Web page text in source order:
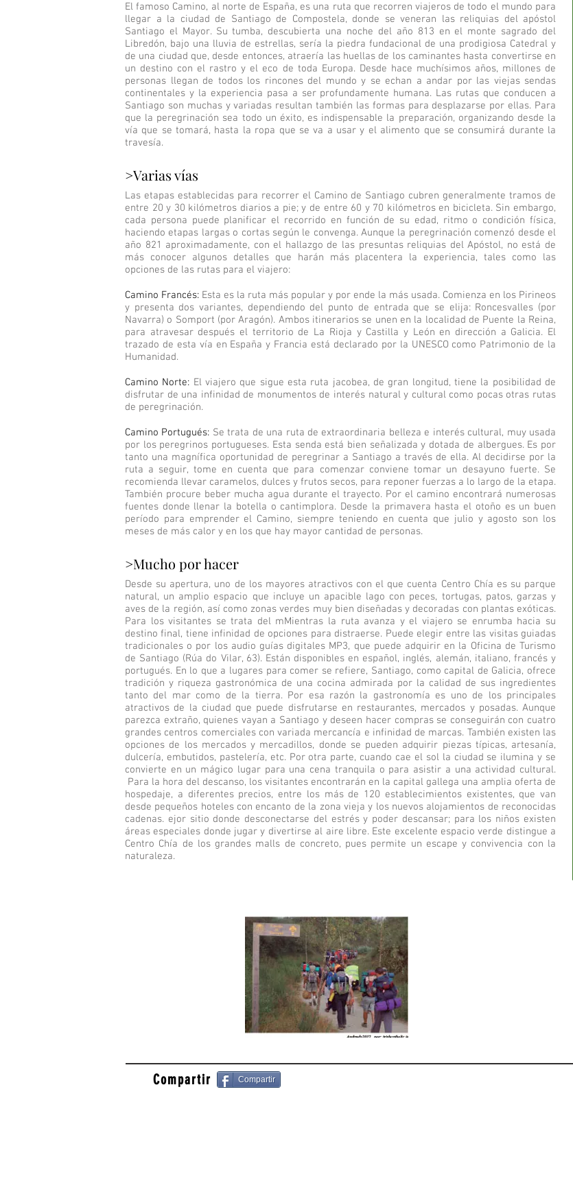
El famoso Camino, al norte de España, es una ruta que recorren viajeros de todo el mundo para
llegar a la ciudad de Santiago de Compostela, donde se veneran las reliquias del apóstol
Santiago el Mayor. Su tumba, descubierta una noche del año 813 en el monte sagrado del
Libredón, bajo una lluvia de estrellas, sería la piedra fundacional de una prodigiosa Catedral y
de una ciudad que, desde entonces, atraería las huellas de los caminantes hasta convertirse en
un destino con el rastro y el eco de toda Europa. Desde hace muchísimos años, millones de
personas llegan de todos los rincones del mundo y se echan a andar por las viejas sendas
continentales y la experiencia pasa a ser profundamente humana. Las rutas que conducen a
Santiago son muchas y variadas resultan también las formas para desplazarse por ellas. Para
que la peregrinación sea todo un éxito, es indispensable la preparación, organizando desde la
vía que se tomará, hasta la ropa que se va a usar y el alimento que se consumirá durante la
travesía.
>Varias vías
Las etapas establecidas para recorrer el Camino de Santiago cubren generalmente tramos de
entre 20 y 30 kilómetros diarios a pie; y de entre 60 y 70 kilómetros en bicicleta. Sin embargo,
cada persona puede planificar el recorrido en función de su edad, ritmo o condición física,
haciendo etapas largas o cortas según le convenga. Aunque la peregrinación comenzó desde el
año 821 aproximadamente, con el hallazgo de las presuntas reliquias del Apóstol, no está de
más conocer algunos detalles que harán más placentera la experiencia, tales como las
opciones de las rutas para el viajero:
Camino Francés: Esta es la ruta más popular y por ende la más usada. Comienza en los Pirineos
y presenta dos variantes, dependiendo del punto de entrada que se elija: Roncesvalles (por
Navarra) o Somport (por Aragón). Ambos itinerarios se unen en la localidad de Puente la Reina,
para atravesar después el territorio de La Rioja y Castilla y León en dirección a Galicia. El
trazado de esta vía en España y Francia está declarado por la UNESCO como Patrimonio de la
Humanidad.
Camino Norte: El viajero que sigue esta ruta jacobea, de gran longitud, tiene la posibilidad de
disfrutar de una infinidad de monumentos de interés natural y cultural como pocas otras rutas
de peregrinación.
Camino Portugués: Se trata de una ruta de extraordinaria belleza e interés cultural, muy usada
por los peregrinos portugueses. Esta senda está bien señalizada y dotada de albergues. Es por
tanto una magnífica oportunidad de peregrinar a Santiago a través de ella. Al decidirse por la
ruta a seguir, tome en cuenta que para comenzar conviene tomar un desayuno fuerte. Se
recomienda llevar caramelos, dulces y frutos secos, para reponer fuerzas a lo largo de la etapa.
También procure beber mucha agua durante el trayecto. Por el camino encontrará numerosas
fuentes donde llenar la botella o cantimplora. Desde la primavera hasta el otoño es un buen
período para emprender el Camino, siempre teniendo en cuenta que julio y agosto son los
meses de más calor y en los que hay mayor cantidad de personas.
>Mucho por hacer
Desde su apertura, uno de los mayores atractivos con el que cuenta Centro Chía es su parque
natural, un amplio espacio que incluye un apacible lago con peces, tortugas, patos, garzas y
aves de la región, así como zonas verdes muy bien diseñadas y decoradas con plantas exóticas.
Para los visitantes se trata del mMientras la ruta avanza y el viajero se enrumba hacia su
destino final, tiene infinidad de opciones para distraerse. Puede elegir entre las visitas guiadas
tradicionales o por los audio guías digitales MP3, que puede adquirir en la Oficina de Turismo
de Santiago (Rúa do Vilar, 63). Están disponibles en español, inglés, alemán, italiano, francés y
portugués. En lo que a lugares para comer se refiere, Santiago, como capital de Galicia, ofrece
tradición y riqueza gastronómica de una cocina admirada por la calidad de sus ingredientes
tanto del mar como de la tierra. Por esa razón la gastronomía es uno de los principales
atractivos de la ciudad que puede disfrutarse en restaurantes, mercados y posadas. Aunque
parezca extraño, quienes vayan a Santiago y deseen hacer compras se conseguirán con cuatro
grandes centros comerciales con variada mercancía e infinidad de marcas. También existen las
opciones de los mercados y mercadillos, donde se pueden adquirir piezas típicas, artesanía,
dulcería, embutidos, pastelería, etc. Por otra parte, cuando cae el sol la ciudad se ilumina y se
convierte en un mágico lugar para una cena tranquila o para asistir a una actividad cultural.
Para la hora del descanso, los visitantes encontrarán en la capital gallega una amplia oferta de
hospedaje, a diferentes precios, entre los más de 120 establecimientos existentes, que van
desde pequeños hoteles con encanto de la zona vieja y los nuevos alojamientos de reconocidas
cadenas. ejor sitio donde desconectarse del estrés y poder descansar; para los niños existen
áreas especiales donde jugar y divertirse al aire libre. Este excelente espacio verde distingue a
Centro Chía de los grandes malls de concreto, pues permite un escape y convivencia con la
naturaleza.
Compartir Compartir